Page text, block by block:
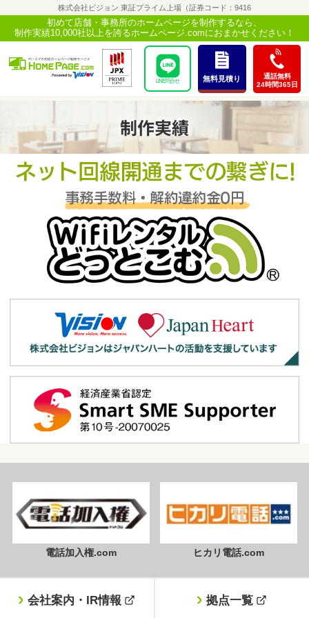
株式会社ビジョン 東証プライム上場（証券コード：9416
初めて店舗・事務所のホームページを制作するなら、
制作実績10,000社以上を誇るホームページ.comにおまかせください！
LINE問合せ
制作実績
電話加入権.com ヒカリ電話.com
会社案内・IR情報 拠点一覧